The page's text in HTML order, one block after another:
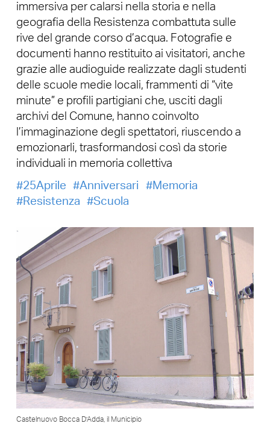
immersiva per calarsi nella storia e nella
geografia della Resistenza combattuta sulle
rive del grande corso d’acqua. Fotografie e
documenti hanno restituito ai visitatori, anche
grazie alle audioguide realizzate dagli studenti
delle scuole medie locali, frammenti di “vite
minute” e profili partigiani che, usciti dagli
archivi del Comune, hanno coinvolto
l’immaginazione degli spettatori, riuscendo a
emozionarli, trasformandosi così da storie
individuali in memoria collettiva
25Aprile
Anniversari
Memoria
Resistenza
Scuola
Castelnuovo Bocca D’Adda, il Municipio